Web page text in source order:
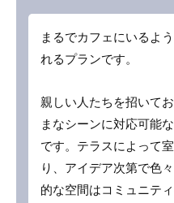
まるでカフェにいるよ
れるプランです。
親しい人たちを招いて
まなシーンに対応可能
です。テラスによって
り、アイデア次第で色
的な空間はコミュニテ